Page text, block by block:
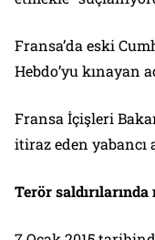
Fransa’da eski
Hebdo’yu kınayan
Fransa İçişleri
itiraz eden yabancı
Terör